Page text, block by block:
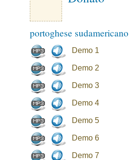
portoghese sudamericano
Demo 1
Demo 2
Demo 3
Demo 4
Demo 5
Demo 6
Demo 7